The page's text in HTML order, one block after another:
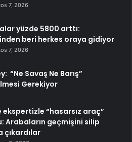
7, 2026
yüzde 5800 arttı:
beri herkes oraya gidiyor
7, 2026
“Ne Savaş Ne Barış”
Gerekiyor
ekspertizle “hasarsız araç”
Arabaların geçmişini silip
çıkardılar